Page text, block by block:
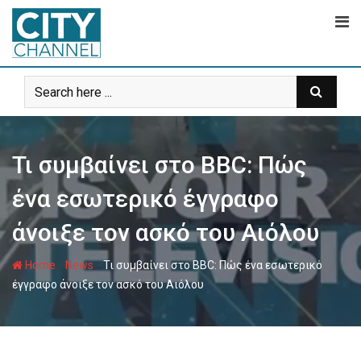
Skip
content
Τι συμβαίνει στο BBC: Πώς
ένα εσωτερικό έγγραφο
άνοιξε τον ασκό του Αιόλου
Home - News-Τι συμβαίνει στο BBC: Πώς ένα εσωτερικό
έγγραφο άνοιξε τον ασκό του Αιόλου